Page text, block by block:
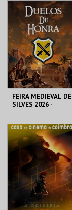
BLUE CRUISES
MAIS INFO
COMPRAR
FEIRA MEDIEVAL DE
SILVES 2026 -
CENTRO HISTÓRICO
SILVES
MAIS INFO
COMPRAR